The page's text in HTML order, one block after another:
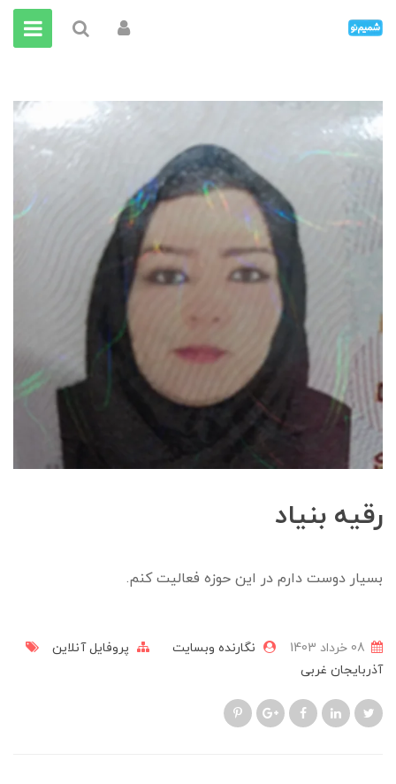
رقیه بنیاد
بسیار دوست دارم در این حوزه فعالیت کنم.
نگارنده وبسایت
پروفایل آنلاین
آذربایجان غربی